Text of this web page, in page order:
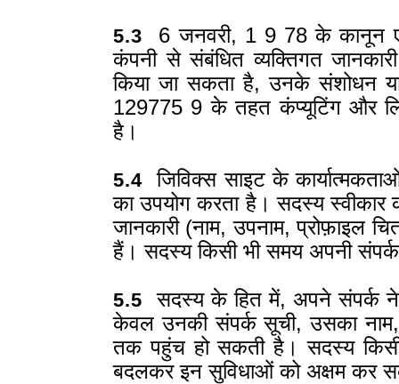
5.3 6 जनवरी, 1 9 78 के कानून
कंपनी से संबंधित व्यक्तिगत
किया जा सकता है, उनके संशोधन
129775 9 के तहत कंप्यूटिंग और
है।
5.4 जिविक्स साइट के
का उपयोग करता है। सदस्य स्वीकार
जानकारी (नाम, उपनाम, प्रोफ़ाइल
हैं। सदस्य किसी भी समय अपनी
5.5 सदस्य के हित में, अपने संपर्क
केवल उनकी संपर्क सूची, उसका
तक पहुंच हो सकती है। सदस्य किसी
बदलकर इन सुविधाओं को अक्षम कर